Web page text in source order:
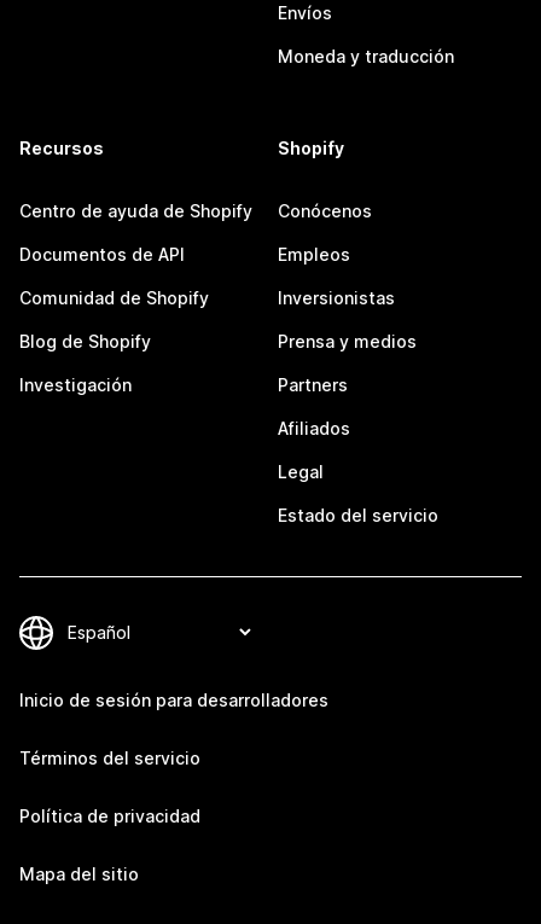
Envíos
Moneda y traducción
Recursos
Centro de ayuda de Shopify
Documentos de API
Comunidad de Shopify
Blog de Shopify
Investigación
Shopify
Conócenos
Empleos
Inversionistas
Prensa y medios
Partners
Afiliados
Legal
Estado del servicio
Inicio de sesión para desarrolladores
Términos del servicio
Política de privacidad
Mapa del sitio